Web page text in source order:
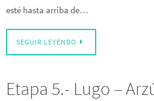
esté hasta arriba de…
SEGUIR LEYENDO
Etapa 5.- Lugo –